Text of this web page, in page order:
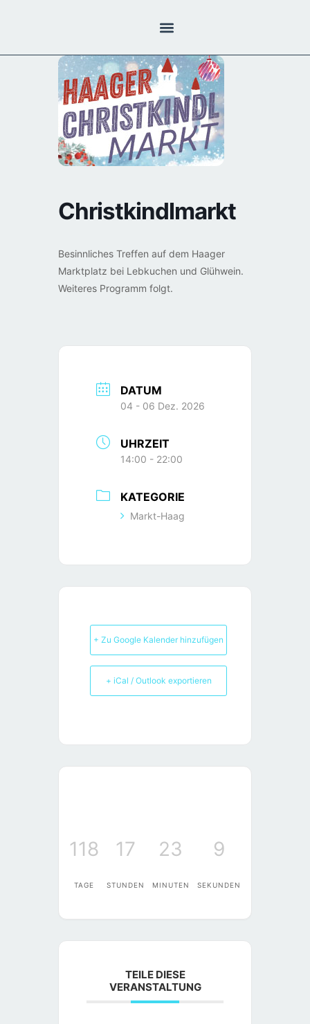
Christkindlmarkt
Besinnliches Treffen auf dem Haager
Marktplatz bei Lebkuchen und Glühwein.
Weiteres Programm folgt.
DATUM
04 - 06 Dez. 2026
UHRZEIT
14:00 - 22:00
KATEGORIE
Markt-Haag
+ Zu Google Kalender hinzufügen
+ iCal / Outlook exportieren
118
TAGE
17
STUNDEN
23
MINUTEN
9
SEKUNDEN
TEILE DIESE
VERANSTALTUNG